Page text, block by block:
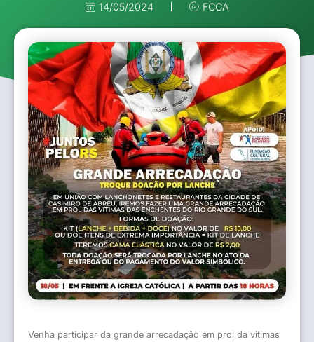
14/05/2024 FCCA
Venha participar da grande arrecadação em prol da vitimas